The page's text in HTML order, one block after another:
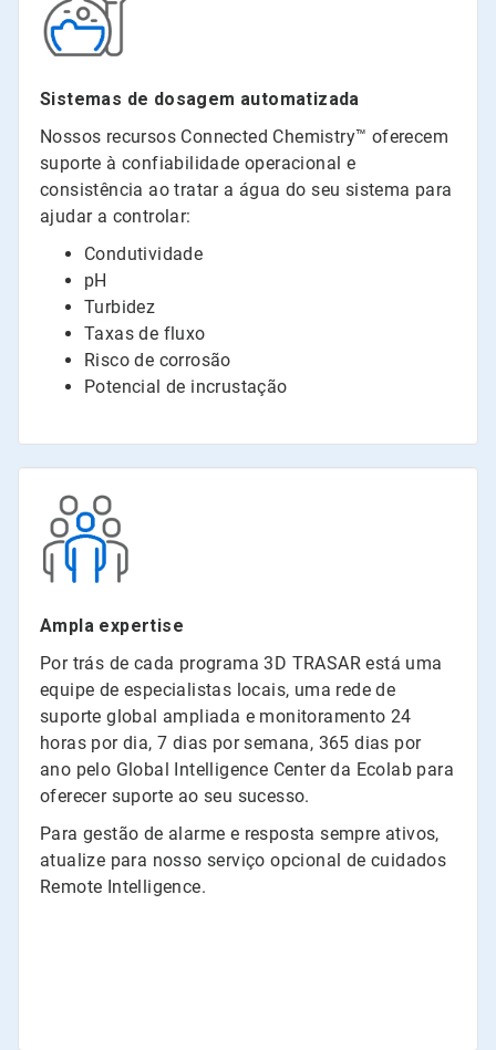
Sistemas de dosagem automatizada
Nossos recursos Connected Chemistry™ oferecem
suporte à confiabilidade operacional e
consistência ao tratar a água do seu sistema para
ajudar a controlar:
Condutividade
pH
Turbidez
Taxas de fluxo
Risco de corrosão
Potencial de incrustação
Ampla expertise
Por trás de cada programa 3D TRASAR está uma
equipe de especialistas locais, uma rede de
suporte global ampliada e monitoramento 24
horas por dia, 7 dias por semana, 365 dias por
ano pelo Global Intelligence Center da Ecolab para
oferecer suporte ao seu sucesso.
Para gestão de alarme e resposta sempre ativos,
atualize para nosso serviço opcional de cuidados
Remote Intelligence.